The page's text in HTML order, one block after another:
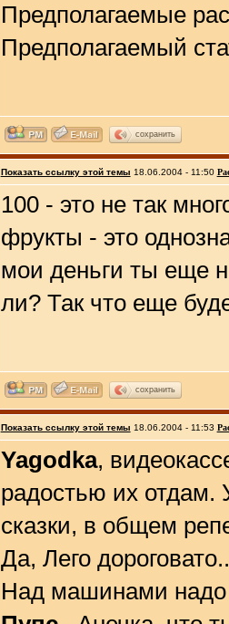
Предполагаемые
Предполагаемый
сохранить
Показать ссылку этой темы 18.06.2004 - 11:50
100 - это не так
фрукты - это
мои деньги ты еще
ли? Так что еще
сохранить
Показать ссылку этой темы 18.06.2004 - 11:53
Yagodka,
радостью их
сказки, в общем
Да, Лего
Над машинами надо